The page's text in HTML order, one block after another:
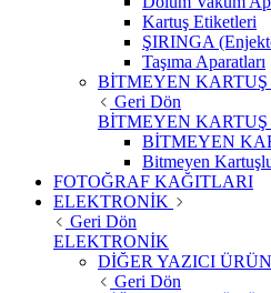
Kartuş Etiketleri
ŞIRINGA
Taşıma Aparatları
BİTMEYEN KARTUŞ
Geri Dön
BİTMEYEN KARTUŞ
BİTMEYEN
Bitmeyen
FOTOĞRAF KAĞITLARI
ELEKTRONİK
Geri Dön
ELEKTRONİK
DİĞER YAZICI
Geri Dön